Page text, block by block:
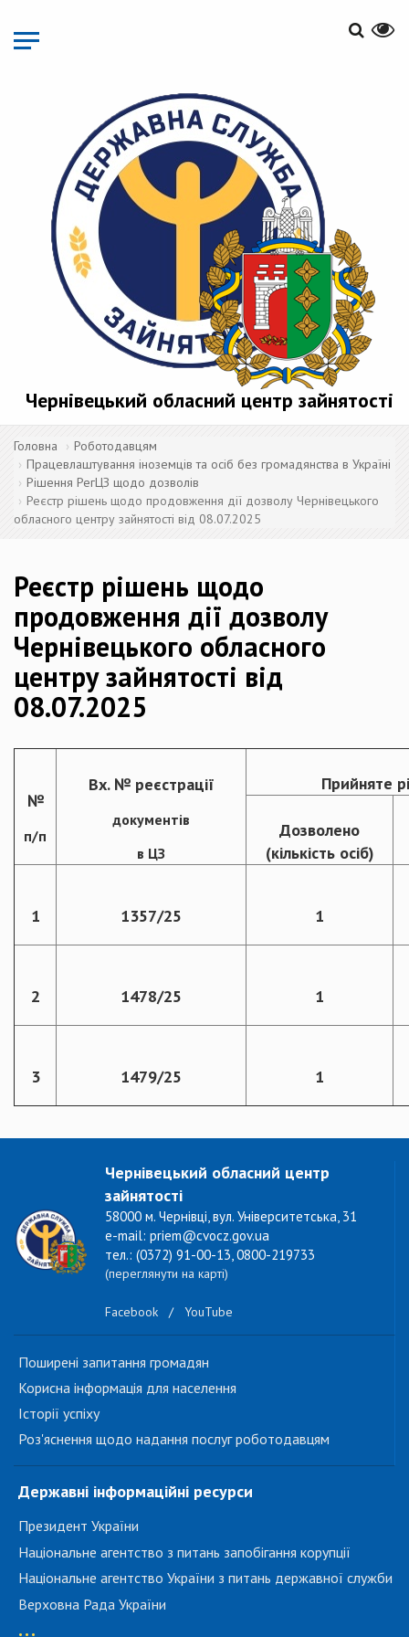
основного
матеріалу
Чернівецький обласний центр зайнятості
Головна
Роботодавцям
Працевлаштування іноземців та осіб без громадянства в Україні
Рішення РегЦЗ щодо дозволів
Реєстр рішень щодо продовження дії дозволу Чернівецького
обласного центру зайнятості від 08.07.2025
Реєстр рішень щодо
продовження дії дозволу
Чернівецького обласного
центру зайнятості від
08.07.2025
№
п/п
Вх. № реєстрації
документів
в ЦЗ
Прийняте
Дозволено
(кількість осіб)
1 1357/25 1
2 1478/25 1
3 1479/25 1
Чернівецький обласний центр
зайнятості
58000 м. Чернівці, вул. Університетська, 31
e-mail: priem@cvocz.gov.ua
тел.: (0372) 91-00-13, 0800-219733
(переглянути на карті)
Facebook / YouTube
Поширені запитання громадян
Корисна інформація для населення
Історії успіху
Роз'яснення щодо надання послуг роботодавцям
Державні інформаційні ресурси
Президент України
Національне агентство з питань запобігання корупції
Національне агентство України з питань державної служби
Верховна Рада України
...